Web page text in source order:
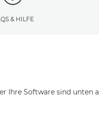
& HILFE
Ihre Software sind unten